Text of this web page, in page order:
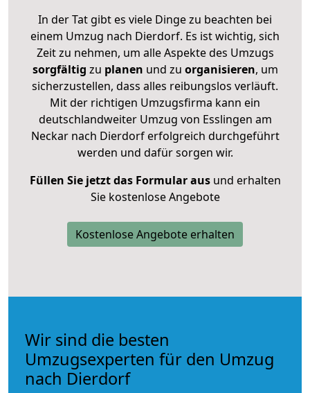
In der Tat gibt es viele Dinge zu beachten bei
einem Umzug nach Dierdorf. Es ist wichtig, sich
Zeit zu nehmen, um alle Aspekte des Umzugs
sorgfältig zu planen und zu organisieren, um
sicherzustellen, dass alles reibungslos verläuft.
Mit der richtigen Umzugsfirma kann ein
deutschlandweiter Umzug von Esslingen am
Neckar nach Dierdorf erfolgreich durchgeführt
werden und dafür sorgen wir.
Füllen Sie jetzt das Formular ausund erhalten
Sie kostenlose Angebote
Kostenlose Angebote erhalten
Wir sind die besten
Umzugsexperten für den Umzug
nach Dierdorf